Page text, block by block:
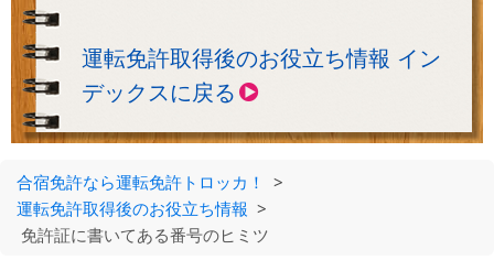
運転免許取得後のお役立ち情報 イン
デックスに戻る
合宿免許なら運転免許トロッカ！
>
運転免許取得後のお役立ち情報 >
免許証に書いてある番号のヒミツ